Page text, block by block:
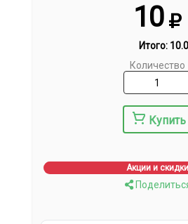
10
Итого:
Количество
Купить
Акции и скидки